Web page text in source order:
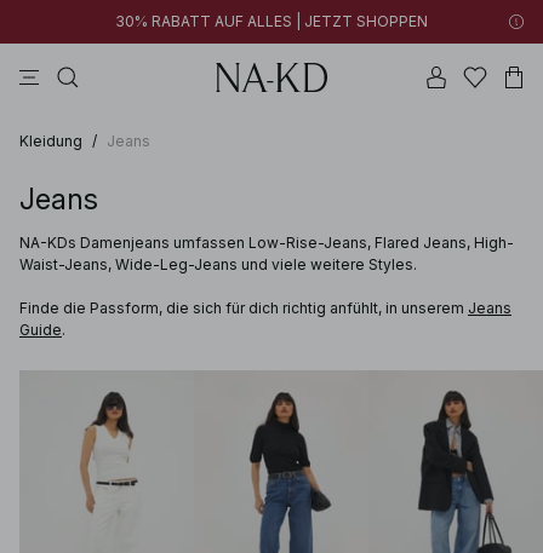
30% RABATT AUF ALLES | JETZT SHOPPEN
Kleidung / Jeans
Jeans
NA-KDs Damenjeans umfassen Low-Rise-Jeans, Flared Jeans, High-
Waist-Jeans, Wide-Leg-Jeans und viele weitere Styles.
Finde die Passform, die sich für dich richtig anfühlt, in unserem Jeans
Guide.